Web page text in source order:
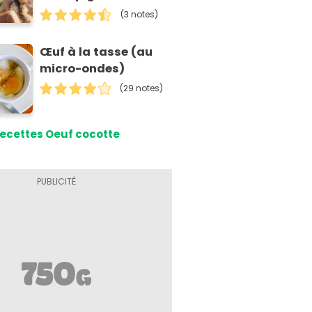
sauvages
(3 notes)
Œuf à la tasse (au
micro-ondes)
(29 notes)
Oeuf cocotte